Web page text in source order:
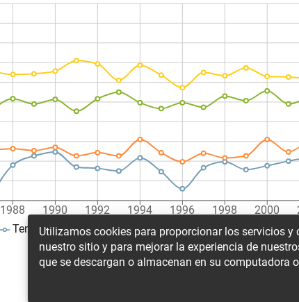
1988 1990 1992 1994 1996 1998 2000
Temperatura media - invierno (ºC) Temperatura media
Temperatura
Utilizamos cookies para proporcionar los servicios y
nuestro sitio y para mejorar la experiencia de
que se descargan o almacenan en su computadora